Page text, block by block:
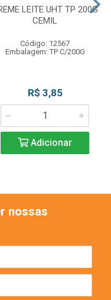
LEITE UHT TP 200G
CEMIL
Código: 12567
Embalagem: TP C/200G
R$ 3,85
Adicionar
nossas